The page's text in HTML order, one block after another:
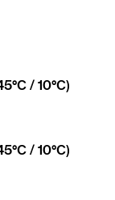
/ 10°C)
/ 10°C)